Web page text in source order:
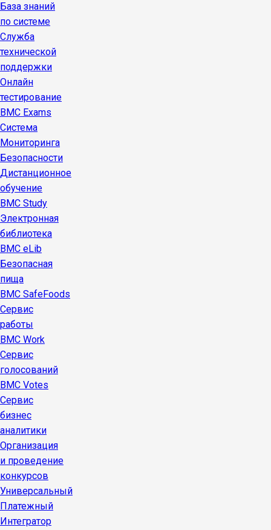
База знаний
по системе
Служба
технической
поддержки
Онлайн
тестирование
BMC Exams
Система
Мониторинга
Безопасности
Дистанционное
обучение
BMC Study
Электронная
библиотека
BMC eLib
Безопасная
пища
BMC SafeFoods
Сервис
работы
BMC Work
Сервис
голосований
BMC Votes
Сервис
бизнес
аналитики
Организация
и проведение
конкурсов
Универсальный
Платежный
Интегратор